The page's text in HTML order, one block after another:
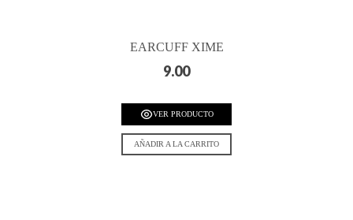
EARCUFF XIME
9.00
VER PRODUCTO
AÑADIR A LA CARRITO